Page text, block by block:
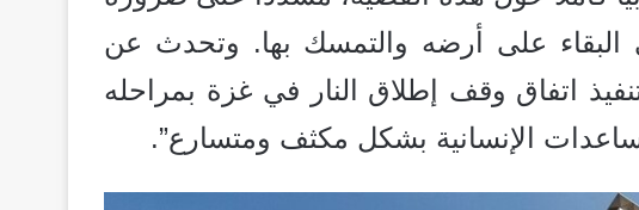
على أرضه والتمسك بها. وتحدث عن
اتفاق وقف إطلاق النار في غزة بمراحله
الإنسانية بشكل مكثف ومتسارع”.